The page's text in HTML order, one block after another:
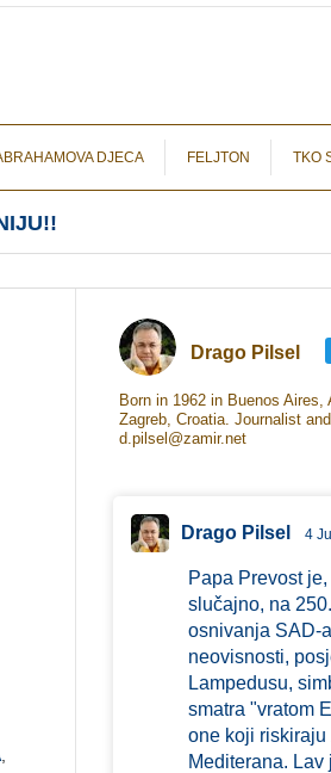
DJECA FELJTON TKO
Drago Pilsel
Born in 1962 in Buenos Aires,
Zagreb, Croatia. Journalist
d.pilsel@zamir.net
Drago Pilsel 4 Jul
Papa Prevost
slučajno, na
osnivanja SAD-
neovisnosti,
Lampedusu,
smatra "vratom
one koji
Mediterana. Lav